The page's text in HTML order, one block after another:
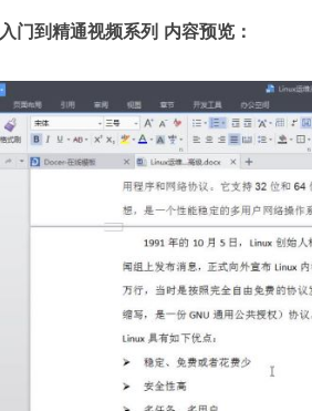
门到精通视频系列 内容预览：